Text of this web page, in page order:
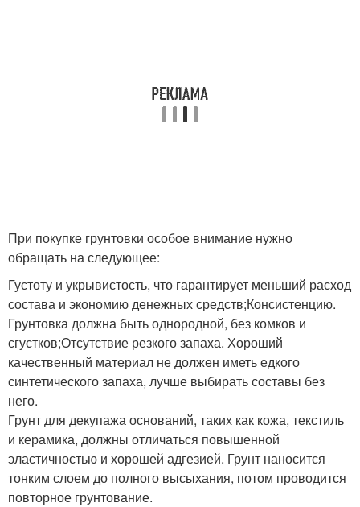
При покупке грунтовки особое внимание нужно
обращать на следующее:
Густоту и укрывистость, что гарантирует меньший расход
состава и экономию денежных средств;Консистенцию.
Грунтовка должна быть однородной, без комков и
сгустков;Отсутствие резкого запаха. Хороший
качественный материал не должен иметь едкого
синтетического запаха, лучше выбирать составы без
него.
Грунт для декупажа оснований, таких как кожа, текстиль
и керамика, должны отличаться повышенной
эластичностью и хорошей адгезией. Грунт наносится
тонким слоем до полного высыхания, потом проводится
повторное грунтование.